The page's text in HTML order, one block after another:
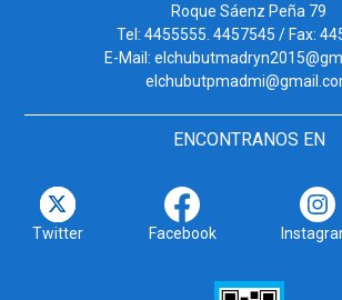
Roque Sáenz Peña 79
Tel: 4455555. 4457545 / Fax:
E-Mail:
ENCONTRANOS EN
Twitter Facebook